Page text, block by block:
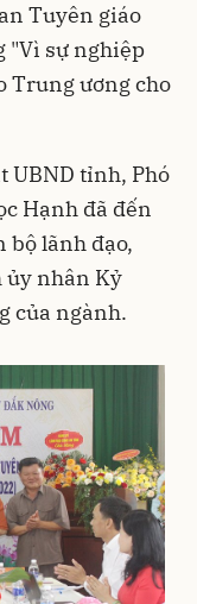
Tuyên giáo
"Vì sự nghiệp
Trung ương cho
UBND tỉnh, Phó
Hạnh đã đến
bộ lãnh đạo,
ủy nhân Kỷ
của ngành.